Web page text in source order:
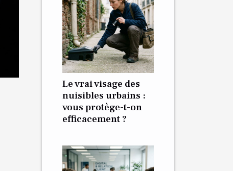
Le vrai visage des
nuisibles urbains :
vous protège-t-on
efficacement ?